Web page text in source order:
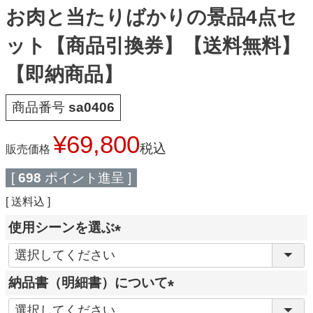
お肉と当たりばかりの景品4点セ
ット【商品引換券】【送料無料】
【即納商品】
商品番号 sa0406
販売価格 ¥69,800税込
[ 698 ポイント進呈 ]
送料込
使用シーンを選ぶ
必
須
納品書（明細書）について